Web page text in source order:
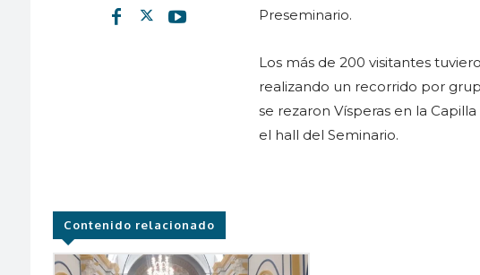
Preseminario.
Los más de 200 visitantes
realizando un recorrido por
se rezaron Vísperas en la
el hall del Seminario.
Contenido relacionado